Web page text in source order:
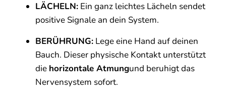
LÄCHELN: Ein ganz leichtes Lächeln sendet
positive Signale an dein System.
BERÜHRUNG: Lege eine Hand auf deinen
Bauch. Dieser physische Kontakt unterstützt
die horizontale Atmungund beruhigt das
Nervensystem sofort.